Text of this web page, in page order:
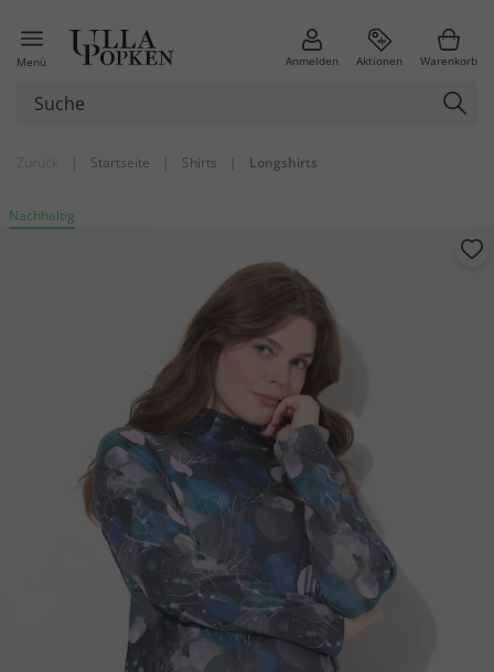
Menü Anmelden Aktionen Warenkorb
| Startseite | Shirts | Longshirts
Nachhaltig